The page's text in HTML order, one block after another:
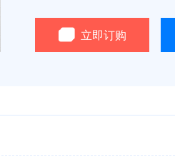
立即订购